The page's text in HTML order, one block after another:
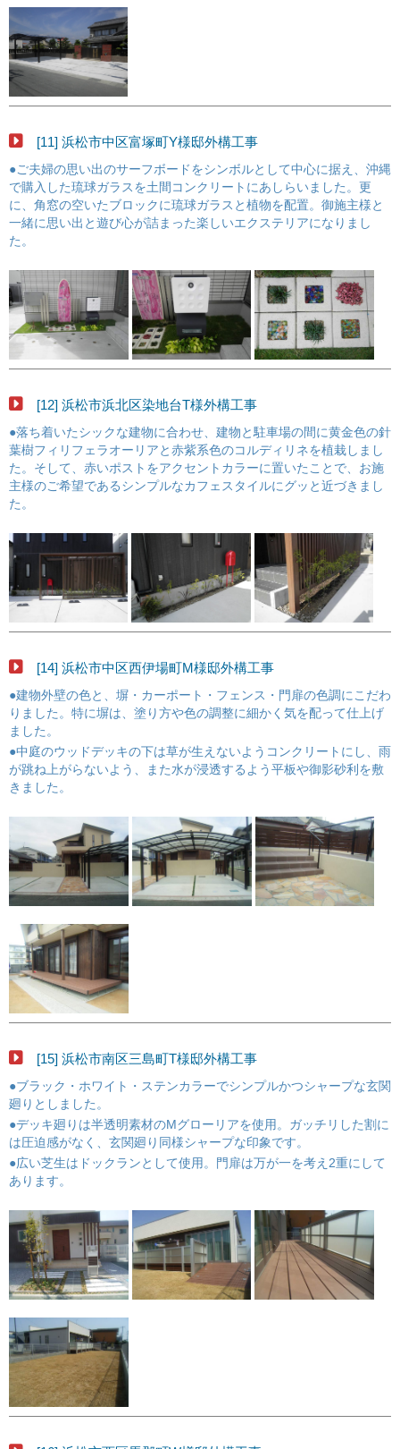
[11] 浜松市中区富塚町Y様邸外構工事
●ご夫婦の思い出のサーフボードをシンボルとして中心に据え、沖縄
で購入した琉球ガラスを土間コンクリートにあしらいました。更
に、角窓の空いたブロックに琉球ガラスと植物を配置。御施主様と
一緒に思い出と遊び心が詰まった楽しいエクステリアになりまし
た。
[12] 浜松市浜北区染地台T様外構工事
●落ち着いたシックな建物に合わせ、建物と駐車場の間に黄金色の針
葉樹フィリフェラオーリアと赤紫系色のコルディリネを植栽しまし
た。そして、赤いポストをアクセントカラーに置いたことで、お施
主様のご希望であるシンプルなカフェスタイルにグッと近づきまし
た。
[14] 浜松市中区西伊場町M様邸外構工事
●建物外壁の色と、塀・カーポート・フェンス・門扉の色調にこだわ
りました。特に塀は、塗り方や色の調整に細かく気を配って仕上げ
ました。
●中庭のウッドデッキの下は草が生えないようコンクリートにし、雨
が跳ね上がらないよう、また水が浸透するよう平板や御影砂利を敷
きました。
[15] 浜松市南区三島町T様邸外構工事
●ブラック・ホワイト・ステンカラーでシンプルかつシャープな玄関
廻りとしました。
●デッキ廻りは半透明素材のMグローリアを使用。ガッチリした割に
は圧迫感がなく、玄関廻り同様シャープな印象です。
●広い芝生はドックランとして使用。門扉は万が一を考え2重にして
あります。